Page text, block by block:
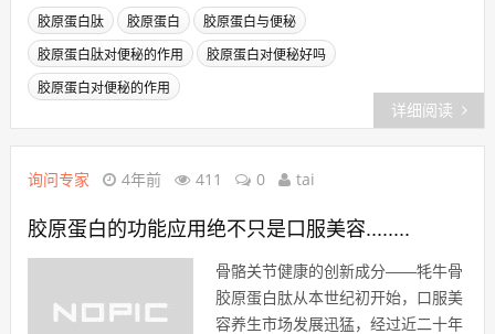
胶原蛋白肽 胶原蛋白 胶原蛋白与便秘
胶原蛋白肽对便秘的作用 胶原蛋白对便秘好吗
胶原蛋白对便秘的作用
详细阅读
询问专家 4年前 411 0 tai
胶原蛋白的功能应用绝不只是口服美容........
骨骼关节健康的创新成分——牦牛骨
胶原蛋白肽从本世纪初开始，口服美
容养生市场发展迅猛，经过近二十年